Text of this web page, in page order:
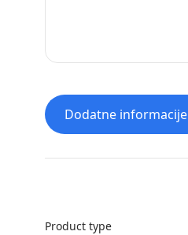
Dodatne informacije
Product type